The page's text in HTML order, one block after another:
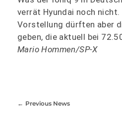
verrät Hyundai noch nicht.
Vorstellung dürften aber
geben, die aktuell bei
Mario Hommen/SP-X
Previous News